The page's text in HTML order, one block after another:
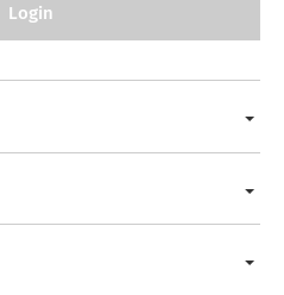
Login